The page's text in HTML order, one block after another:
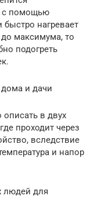
с помощью
быстро нагревает
до максимума, то
подогреть
дома и дачи
в двух
проходит через
вследствие
и напор
людей для